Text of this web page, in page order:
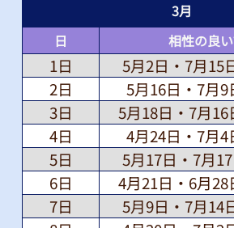
3月
日
相性の良
1日
5月2日・7月15
2日
5月16日・7月9
3日
5月18日・7月16
4日
4月24日・7月4
5日
5月17日・7月
6日
4月21日・6月28
7日
5月9日・7月14